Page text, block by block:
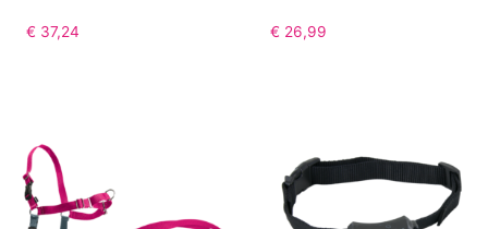
€ 37,24 € 26,99